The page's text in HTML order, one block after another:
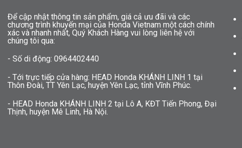
Để cập nhật thông tin sản phẩm, giá cả ưu đãi và các
chương trình khuyến mại của Honda Vietnam một cách chính
xác và nhanh nhất, Quý Khách Hàng vui lòng liên hệ với
chúng tôi qua:
- Số di động: 0964402440
- Tới trực tiếp cửa hàng: HEAD Honda KHÁNH LINH 1 tại
Thôn Đoài, TT Yên Lạc, huyện Yên Lạc, tỉnh Vĩnh Phúc.
- HEAD Honda KHÁNH LINH 2 tại Lô A, KĐT Tiến Phong, Đại
Thịnh, huyện Mê Linh, Hà Nội.